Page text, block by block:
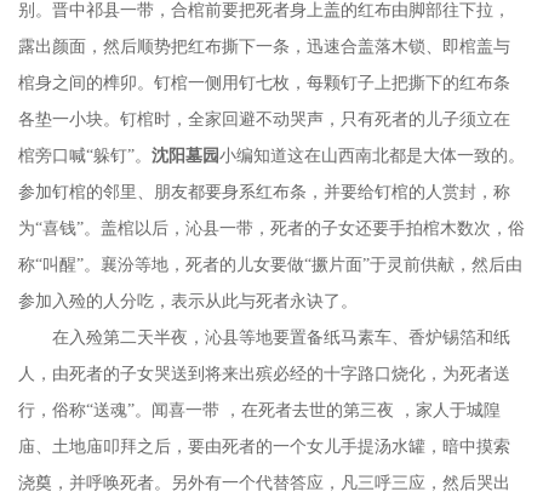
别。晋中祁县一带，合棺前要把死者身上盖的红布由脚部往下拉，
露出颜面，然后顺势把红布撕下一条，迅速合盖落木锁、即棺盖与
棺身之间的榫卯。钉棺一侧用钉七枚，每颗钉子上把撕下的红布条
各垫一小块。钉棺时，全家回避不动哭声，只有死者的儿子须立在
棺旁口喊“躲钉”。 沈阳墓园小编知道这在山西南北都是大体一致的。
参加钉棺的邻里、朋友都要身系红布条，并要给钉棺的人赏封，称
为“喜钱”。盖棺以后，沁县一带，死者的子女还要手拍棺木数次，俗
称“叫醒”。襄汾等地，死者的儿女要做“撅片面”于灵前供献，然后由
参加入殓的人分吃，表示从此与死者永诀了。
在入殓第二天半夜，沁县等地要置备纸马素车、香炉锡箔和纸
人，由死者的子女哭送到将来出殡必经的十字路口烧化，为死者送
行，俗称“送魂”。闻喜一带 ，在死者去世的第三夜 ，家人于城隍
庙、土地庙叩拜之后，要由死者的一个女儿手提汤水罐，暗中摸索
浇奠，并呼唤死者。另外有一个代替答应，凡三呼三应，然后哭出